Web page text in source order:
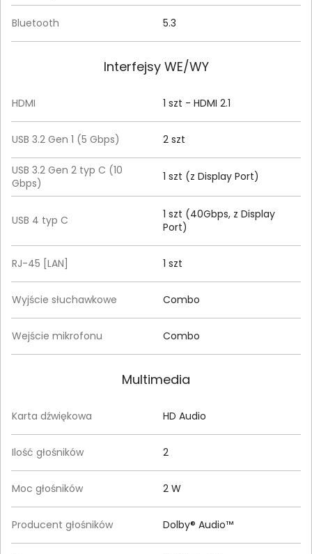
Bluetooth 5.3
Interfejsy WE/WY
HDMI 1 szt - HDMI 2.1
USB 3.2 Gen 1 (5 Gbps) 2 szt
USB 3.2 Gen 2 typ C (10
Gbps)
1 szt (z Display Port)
USB 4 typ C
1 szt (40Gbps, z Display
Port)
RJ-45 [LAN] 1 szt
Wyjście słuchawkowe Combo
Wejście mikrofonu Combo
Multimedia
Karta dźwiękowa HD Audio
Ilość głośników 2
Moc głośników 2 W
Producent głośników Dolby® Audio™